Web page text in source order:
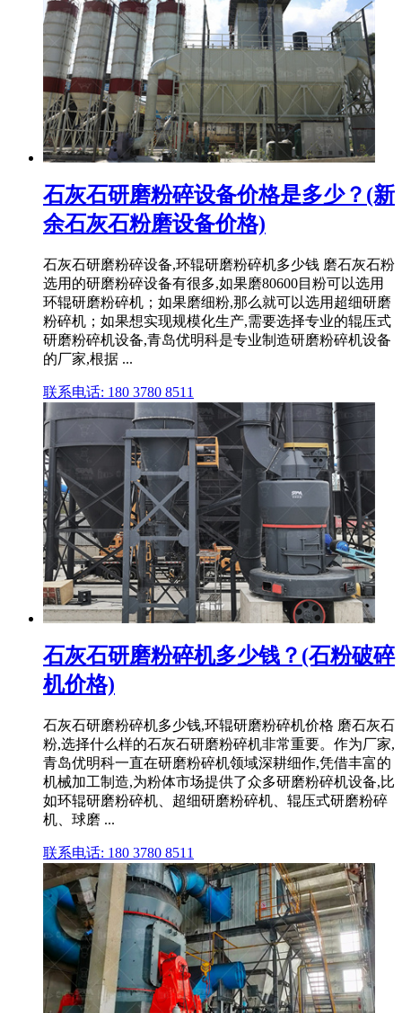
石灰石研磨粉碎设备价格是多少？(新
余石灰石粉磨设备价格)
石灰石研磨粉碎设备,环辊研磨粉碎机多少钱 磨石灰石粉
选用的研磨粉碎设备有很多,如果磨80600目粉可以选用
环辊研磨粉碎机；如果磨细粉,那么就可以选用超细研磨
粉碎机；如果想实现规模化生产,需要选择专业的辊压式
研磨粉碎机设备,青岛优明科是专业制造研磨粉碎机设备
的厂家,根据 ...
联系电话: 180 3780 8511
石灰石研磨粉碎机多少钱？(石粉破碎
机价格)
石灰石研磨粉碎机多少钱,环辊研磨粉碎机价格 磨石灰石
粉,选择什么样的石灰石研磨粉碎机非常重要。作为厂家,
青岛优明科一直在研磨粉碎机领域深耕细作,凭借丰富的
机械加工制造,为粉体市场提供了众多研磨粉碎机设备,比
如环辊研磨粉碎机、超细研磨粉碎机、辊压式研磨粉碎
机、球磨 ...
联系电话: 180 3780 8511